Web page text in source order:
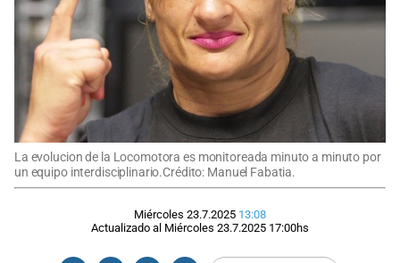
La evolucion de la Locomotora es monitoreada minuto a minuto por
un equipo interdisciplinario.Crédito: Manuel Fabatia.
Miércoles 23.7.2025 13:08
Actualizado al Miércoles 23.7.2025 17:00hs